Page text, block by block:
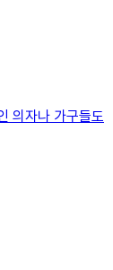
의자나 가구들도